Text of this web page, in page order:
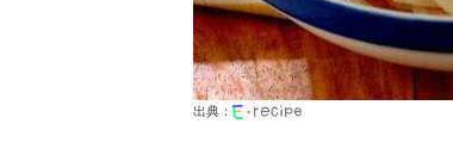
出典：